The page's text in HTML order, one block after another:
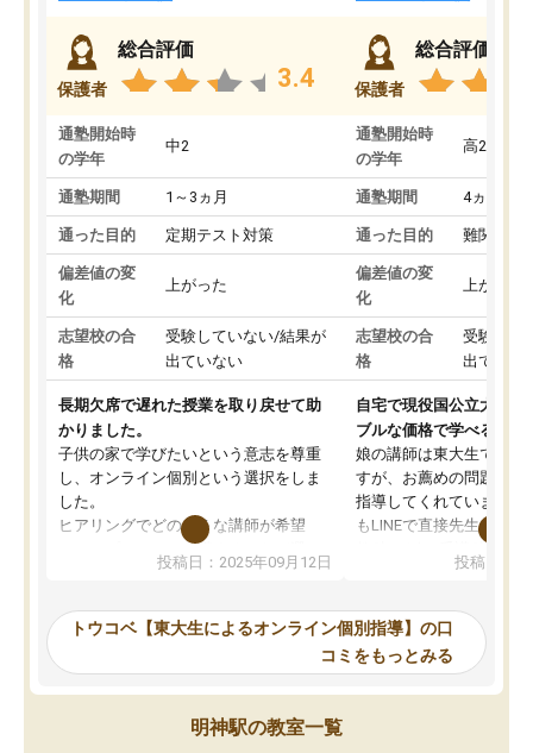
保護者
総合評価
3.4
通塾開始時
の学年
中2
通塾期間 1～3ヵ月
通った目的 定期テスト対策
偏差値の変
化
上がった
志望校の合
格
受験していない/結果が
出ていない
長期欠席で遅れた授業を取り戻せて助
かりました。
子供の家で学びたいという意志を尊重
し、オンライン個別という選択をしま
した。
ヒアリングでどのような講師が希望
か、オプションは付帯するかなど選ぶ
事が出来ました。
ーティングを行い、その講師で良いか
見てから講師を決定する事ができま
す。
うちの子は、初回面談の講師の方で決
投稿日：2025年09月12日
保護者
総合評価
通塾開始時
の学年
高2
通塾期間 4ヵ月～1
通った目的 難関私立
偏差値の変
化
上がった
志望校の合
格
受験して
出ていな
自宅で現役国公立大学生
ブルな価格で学べる
娘の講師は東大生では無
すが、お薦めの問題集や
指導してくれています。
もLINEで直接先生に質問
めれるので、個人に合
いなのがあり(有料)、受
ことをどんなスケジュー
くか相談したのですが、
ち期待したものではなく
投稿日：
トウコベ【東大生によるオンライン個別指導】の口
コミをもっとみる
明神駅の教室一覧